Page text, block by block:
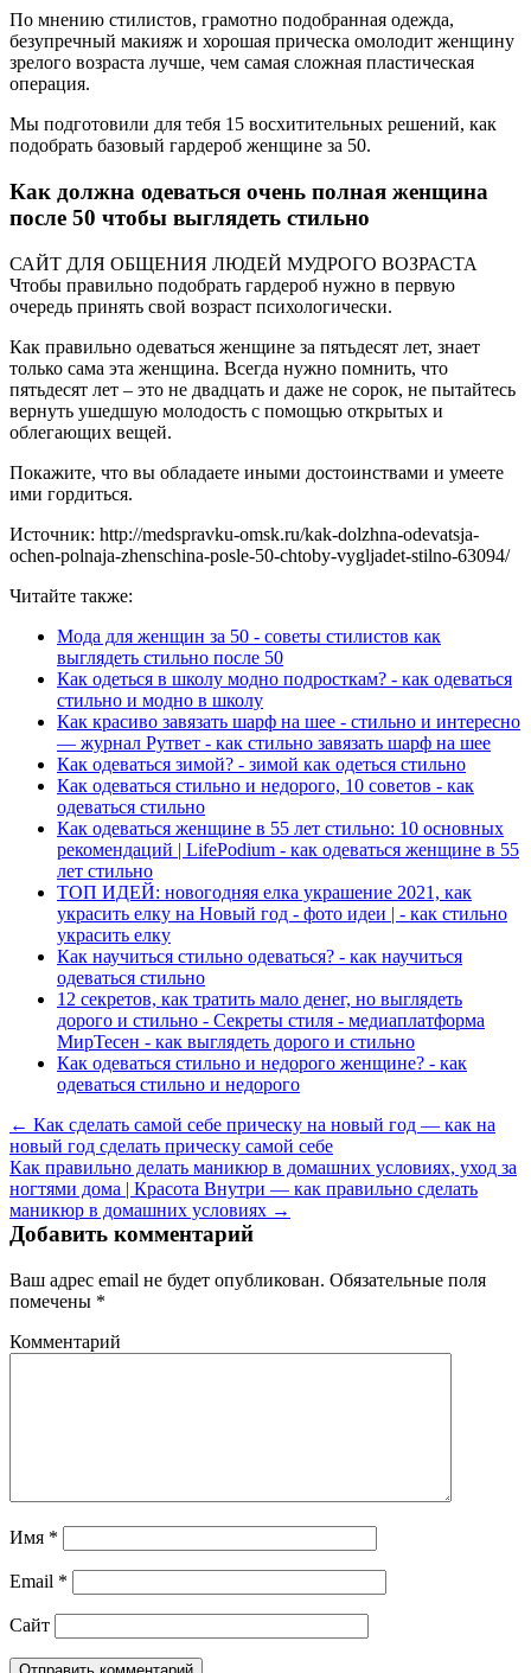
По мнению стилистов, грамотно подобранная одежда,
безупречный макияж и хорошая прическа омолодит женщину
зрелого возраста лучше, чем самая сложная пластическая
операция.
Мы подготовили для тебя 15 восхитительных решений, как
подобрать базовый гардероб женщине за 50.
Как должна одеваться очень полная женщина
после 50 чтобы выглядеть стильно
САЙТ ДЛЯ ОБЩЕНИЯ ЛЮДЕЙ МУДРОГО ВОЗРАСТА
Чтобы правильно подобрать гардероб нужно в первую
очередь принять свой возраст психологически.
Как правильно одеваться женщине за пятьдесят лет, знает
только сама эта женщина. Всегда нужно помнить, что
пятьдесят лет – это не двадцать и даже не сорок, не пытайтесь
вернуть ушедшую молодость с помощью открытых и
облегающих вещей.
Покажите, что вы обладаете иными достоинствами и умеете
ими гордиться.
Источник: http://medspravku-omsk.ru/kak-dolzhna-odevatsja-
ochen-polnaja-zhenschina-posle-50-chtoby-vygljadet-stilno-63094/
Читайте также:
Мода для женщин за 50 - советы стилистов как
выглядеть стильно после 50
Как одеться в школу модно подросткам? - как одеваться
стильно и модно в школу
Как красиво завязать шарф на шее - стильно и интересно
— журнал Рутвет - как стильно завязать шарф на шее
Как одеваться зимой? - зимой как одеться стильно
Как одеваться стильно и недорого, 10 советов - как
одеваться стильно
Как одеваться женщине в 55 лет стильно: 10 основных
рекомендаций | LifePodium - как одеваться женщине в 55
лет стильно
ТОП ИДЕЙ: новогодняя елка украшение 2021, как
украсить елку на Новый год - фото идеи | - как стильно
украсить елку
Как научиться стильно одеваться? - как научиться
одеваться стильно
12 секретов, как тратить мало денег, но выглядеть
дорого и стильно - Секреты стиля - медиаплатформа
МирТесен - как выглядеть дорого и стильно
Как одеваться стильно и недорого женщине? - как
одеваться стильно и недорого
← Как сделать самой себе прическу на новый год — как на
новый год сделать прическу самой себе
Как правильно делать маникюр в домашних условиях, уход за
ногтями дома | Красота Внутри — как правильно сделать
маникюр в домашних условиях →
Добавить комментарий
Ваш адрес email не будет опубликован. Обязательные поля
помечены *
Комментарий
Имя *
Email *
Сайт